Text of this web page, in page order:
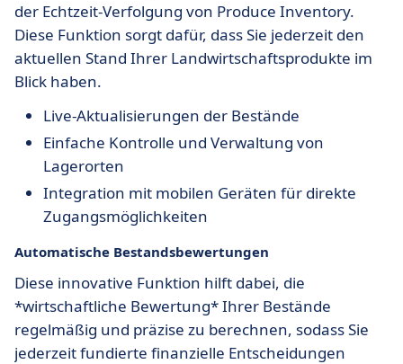
der Echtzeit-Verfolgung von Produce Inventory.
Diese Funktion sorgt dafür, dass Sie jederzeit den
aktuellen Stand Ihrer Landwirtschaftsprodukte im
Blick haben.
Live-Aktualisierungen der Bestände
Einfache Kontrolle und Verwaltung von
Lagerorten
Integration mit mobilen Geräten für direkte
Zugangsmöglichkeiten
Automatische Bestandsbewertungen
Diese innovative Funktion hilft dabei, die
*wirtschaftliche Bewertung* Ihrer Bestände
regelmäßig und präzise zu berechnen, sodass Sie
jederzeit fundierte finanzielle Entscheidungen